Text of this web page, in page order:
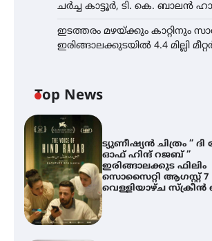
ചർച്ച കാട്ടൂർ, ടി. കെ. ബാലൻ
ഇടത്തരം മഴയ്ക്കും കാറ്റിനും
ഇരിങ്ങാലക്കുടയിൽ 4.4 മില്ലി
Top News
ട്യുണീഷ്യൻ ചിത്രം ”
ഓഫ് ഹിന്ദ് റജബ് ”
ഇരിങ്ങാലക്കുട ഫിലിം
സൊസൈറ്റി ആഗസ്റ്റ് 7
വെള്ളിയാഴ്ച സ്‌ക്രീൻ